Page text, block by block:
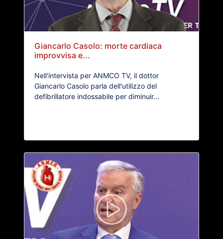
Giancarlo Casolo: morte cardiaca
improvvisa e...
Nell'intervista per ANMCO TV, il dottor
Giancarlo Casolo parla dell'utilizzo del
defibrillatore indossabile per diminuir...